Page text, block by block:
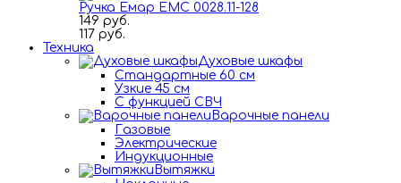
Ручка Емар ЕМС 0028.11-128
149 руб.
117 руб.
Техника
Духовые шкафы
Стандартные 60 см
Узкие 45 см
С функцией СВЧ
Варочные панели
Газовые
Электрические
Индукционные
Вытяжки